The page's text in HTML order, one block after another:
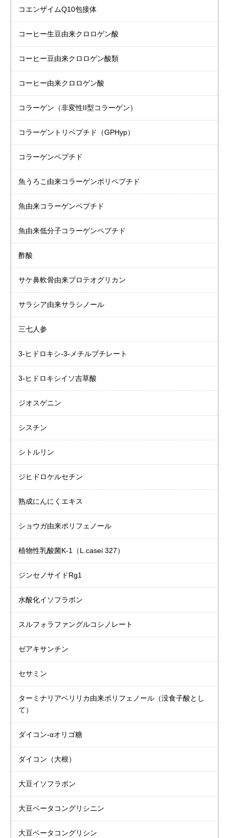
コエンザイムQ10包接体
コーヒー生豆由来クロロゲン酸
コーヒー豆由来クロロゲン酸類
コーヒー由来クロロゲン酸
コラーゲン （非変性II型コラーゲン）
コラーゲントリペプチド （GPHyp）
コラーゲンペプチド
魚うろこ由来コラーゲンポリペプチド
魚由来コラーゲンペプチド
魚由来低分子コラーゲンペプチド
酢酸
サケ鼻軟骨由来プロテオグリカン
サラシア由来サラシノール
三七人参
3-ヒドロキシ-3-メチルブチレート
3-ヒドロキシイソ吉草酸
ジオスゲニン
シスチン
シトルリン
ジヒドロケルセチン
熟成にんにくエキス
ショウガ由来ポリフェノール
植物性乳酸菌K-1 （L.casei 327）
ジンセノサイドRg1
水酸化イソフラボン
スルフォラファングルコシノレート
ゼアキサンチン
セサミン
ターミナリアベリリカ由来ポリフェノール （没食子酸とし
て）
ダイコン-αオリゴ糖
ダイコン（大根）
大豆イソフラボン
大豆ベータコングリシニン
大豆ベータコングリシン